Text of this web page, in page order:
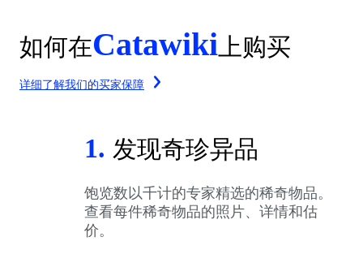
如何在Catawiki 上购买
详细了解我们的买家保障
1. 发现奇珍异品
饱览数以千计的专家精选的稀奇物品。
查看每件稀奇物品的照片、详情和估
价。